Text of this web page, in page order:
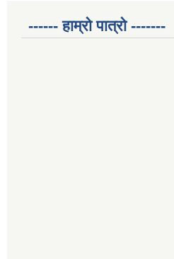
------ हाम्रो पात्रो -------